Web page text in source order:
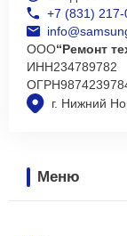
г. Нижний
+7 (831)
ООО“Ремонт
ИНН234789782
ОГРН
Меню